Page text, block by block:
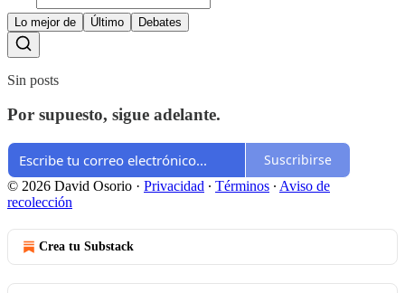
Lo mejor de Último Debates
Sin posts
Por supuesto, sigue adelante.
Suscribirse
© 2026 David Osorio · Privacidad ∙ Términos ∙ Aviso de
recolección
Crea tu Substack